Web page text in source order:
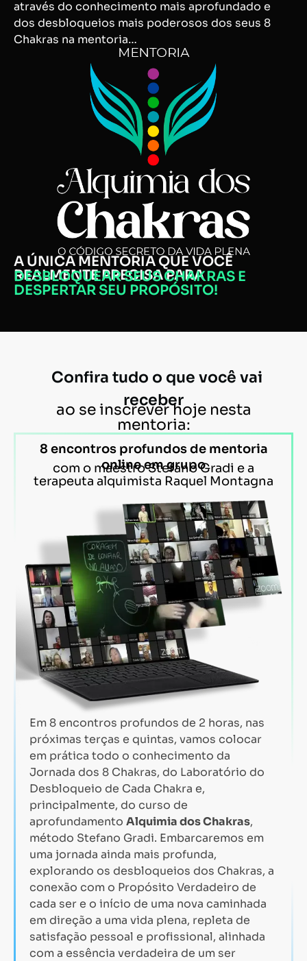
através do conhecimento mais aprofundado e
dos desbloqueios mais poderosos dos seus 8
Chakras na mentoria…
A ÚNICA MENTORIA QUE VOCÊ
REALMENTE PRECISA PARA
DESBLOQUEAR SEUS CHAKRAS E
DESPERTAR SEU PROPÓSITO!
Confira tudo o que você vai
receber
ao se inscrever hoje nesta
mentoria:
8 encontros profundos de mentoria
online em grupo
com o maestro Stefano Gradi e a
terapeuta alquimista Raquel Montagna
Em 8 encontros profundos de 2 horas, nas
próximas terças e quintas, vamos colocar
em prática todo o conhecimento da
Jornada dos 8 Chakras, do Laboratório do
Desbloqueio de Cada Chakra e,
principalmente, do curso de
aprofundamento Alquimia dos Chakras,
método Stefano Gradi. Embarcaremos em
uma jornada ainda mais profunda,
explorando os desbloqueios dos Chakras, a
conexão com o Propósito Verdadeiro de
cada ser e o início de uma nova caminhada
em direção a uma vida plena, repleta de
satisfação pessoal e profissional, alinhada
com a essência verdadeira de um ser